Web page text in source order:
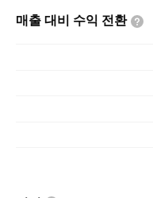
매출 대비 수익 전환